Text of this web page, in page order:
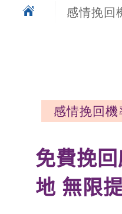
感情挽回
感情挽回
免費挽
地 無限